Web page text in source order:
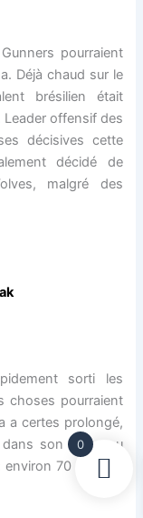
pourraient
Déjà chaud sur le
brésilien était
offensif des
décisives cette
décidé de
malgré des
sorti les
choses pourraient
a certes prolongé,
son nouveau
70 millions
0